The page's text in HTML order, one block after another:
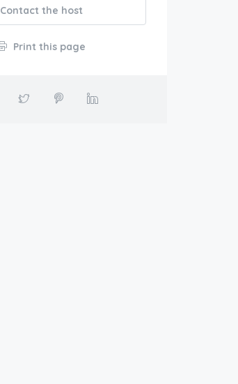
Contact the host
Print this page